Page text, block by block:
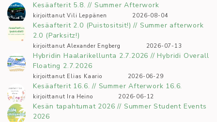
Kesäafterit 5.8. // Summer Afterwork
kirjoittanut Vili Leppänen 2026-08-04
Kesäafterit 2.0 (Puistositsit!) // Summer afterwork
2.0 (Parksitz!)
kirjoittanut Alexander Engberg 2026-07-13
Hybridin Haalarikellunta 2.7.2026 // Hybridi Overall
Floating 2.7.2026
kirjoittanut Elias Kaario 2026-06-29
Kesäafterit 16.6. // Summer Afterwork 16.6.
kirjoittanut Ira Heino 2026-06-12
Kesän tapahtumat 2026 // Summer Student Events
2026